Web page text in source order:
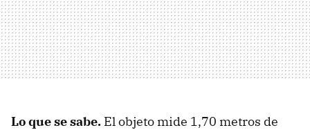
Lo que se sabe. El objeto mide 1,70 metros de